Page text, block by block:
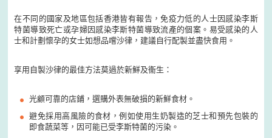
在不同的國家及地區包括香港皆有報告，免疫力低的人士因感染李斯
特菌導致死亡或孕婦因感染李斯特菌導致流產的個案。易受感染的人
士和計劃懷孕的女士如想品嚐沙律，建議自行配製並盡快食用。
享用自製沙律的最佳方法莫過於新鮮及衞生：
光顧可靠的店鋪，選購外表無破損的新鮮食材。
避免採用高風險的食材，例如使用生奶製造的芝士和預先包裝的
即食蔬菜等，因可能已受李斯特菌的污染。